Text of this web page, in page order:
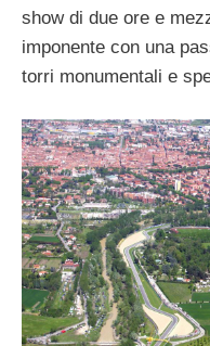
show di due ore e
imponente con una
torri monumentali e